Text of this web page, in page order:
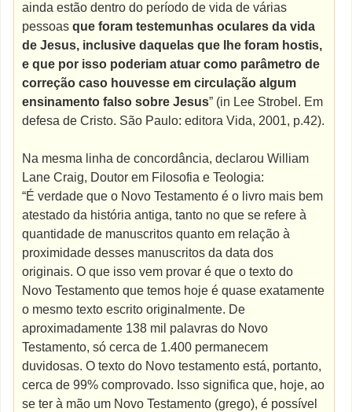
ainda estão dentro do período de vida de várias
pessoasque foram testemunhas oculares da vida
de Jesus, inclusive daquelas que lhe foram hostis,
e que por isso poderiam atuar como parâmetro de
correção caso houvesse em circulação algum
ensinamento falso sobre Jesus” (in Lee Strobel. Em
defesa de Cristo. São Paulo: editora Vida, 2001, p.42).
Na mesma linha de concordância, declarou William
Lane Craig, Doutor em Filosofia e Teologia:
“É verdade que o Novo Testamento é o livro mais bem
atestado da história antiga, tanto no que se refere à
quantidade de manuscritos quanto em relação à
proximidade desses manuscritos da data dos
originais. O que isso vem provar é que o texto do
Novo Testamento que temos hoje é quase exatamente
o mesmo texto escrito originalmente. De
aproximadamente 138 mil palavras do Novo
Testamento, só cerca de 1.400 permanecem
duvidosas. O texto do Novo testamento está, portanto,
cerca de 99% comprovado. Isso significa que, hoje, ao
se ter à mão um Novo Testamento (grego), é possível